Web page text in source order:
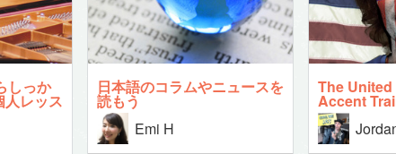
しっか
人レッス
日本語のコラムやニュースを
読もう
Emi H
The
Accent